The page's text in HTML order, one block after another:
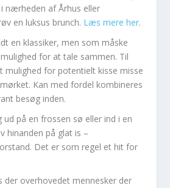
nærheden af Århus eller
en luksus brunch. Læs mere her.
en klassiker, men som måske
for at tale sammen. Til
mulighed for potentielt kisse misse
Kan med fordel kombineres
besøg inden.
ud på en frossen sø eller ind i en
hinanden på glat is –
Det er som regel et hit for
der overhovedet mennesker der